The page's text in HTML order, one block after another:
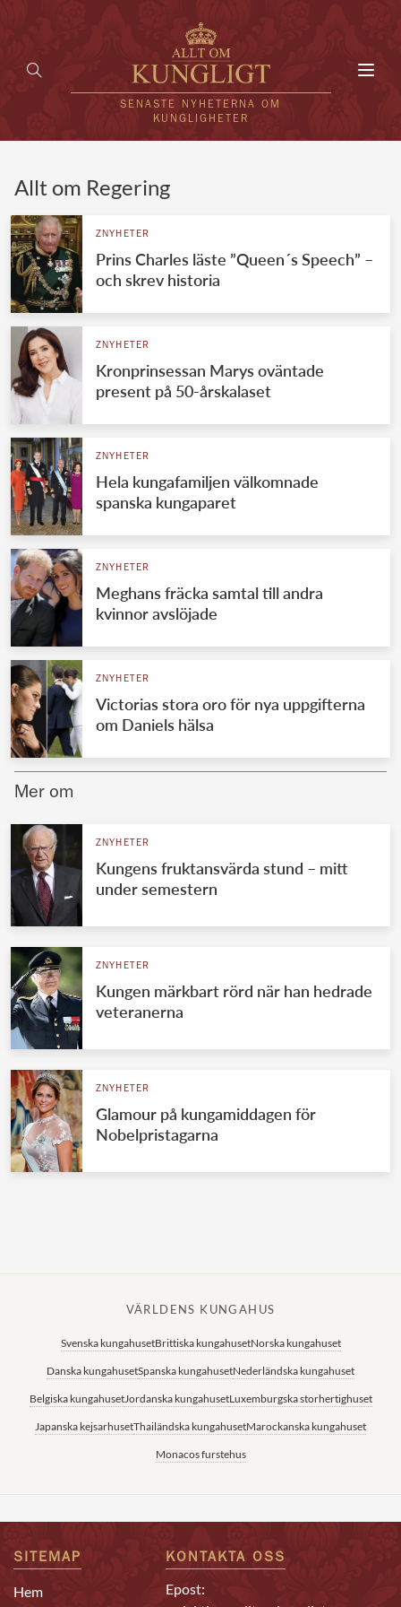
SENASTE NYHETERNA OM
KUNGLIGHETER
UTLÄNDSKT
VÄRLDENS KUNGAHUS
Svenska kungahuset
Brittiska kungahuset
Danska kungahuset
Spanska kungahuset
Jordanska kungahuset
Luxemburgska storhertighuset
Japanska kejsarhuset
Thailändska kungahuset
Marockanska kungahuset
REDAKTION
Allt om Regering
ZNYHETER
Prins Charles läste ”Queen´s Speech” –
och skrev historia
ZNYHETER
Kronprinsessan Marys oväntade
present på 50-årskalaset
ZNYHETER
Hela kungafamiljen välkomnade
spanska kungaparet
ZNYHETER
Meghans fräcka samtal till andra
kvinnor avslöjade
ZNYHETER
Victorias stora oro för nya uppgifterna
om Daniels hälsa
Mer om
ZNYHETER
Kungens fruktansvärda stund – mitt
under semestern
ZNYHETER
Kungen märkbart rörd när han hedrade
veteranerna
ZNYHETER
Glamour på kungamiddagen för
Nobelpristagarna
VÄRLDENS KUNGAHUS
Svenska kungahusetBrittiska kungahusetNorska kungahuset
Danska kungahusetSpanska kungahusetNederländska kungahuset
Belgiska kungahusetJordanska kungahusetLuxemburgska storhertighuset
Japanska kejsarhusetThailändska kungahusetMarockanska kungahuset
Monacos furstehus
SITEMAP
Hem
KONTAKTA OSS
Epost: